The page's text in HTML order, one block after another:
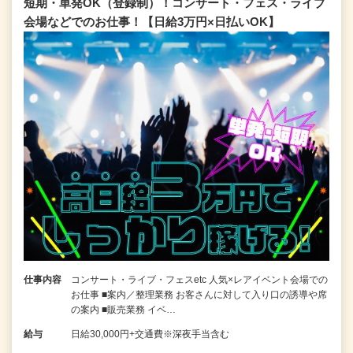
会場などでのお仕事！【日給3万円×日払いOK】
仕事内容
コンサート・ライブ・フェスetc 人気×レアイベント会場での
お仕事 ■案内／整理業務 お客さんに対して入り口の誘導や席
の案内 ■販売業務 イベ…
給与 日給30,000円+交通費※深夜手当含む